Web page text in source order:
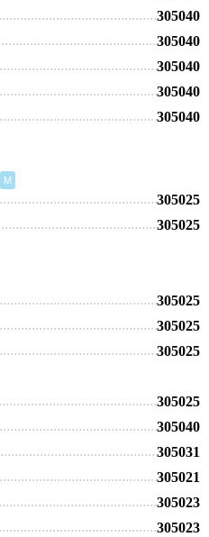
305040
305040
305040
305040
305040
М
305025
305025
305025
305025
305025
305025
305040
305031
305021
305023
305023